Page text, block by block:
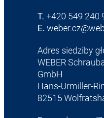
T. +420 549 240
E.
Adres siedziby
WEBER
GmbH
Hans-Urmiller-
82515